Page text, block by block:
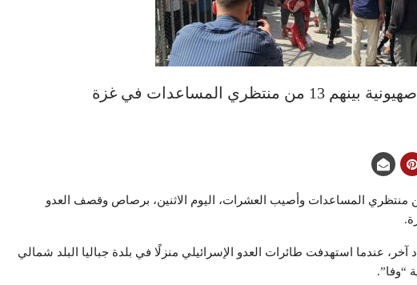
24 مدنياً فلسطينياً بينهم 13 من منتظري المساعدات وأصيب العشرات، اليوم الاثنين، برصاص وقصف العدو
عدد آخر، عندما استهدفت طائرات العدو الإسرائيلي منزلًا في بلدة جباليا البلد شمالي
“وفا”.